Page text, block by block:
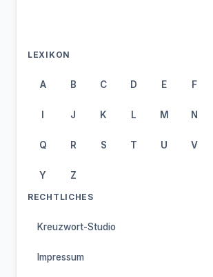
LEXIKON
A B C D E F
I J K L M N
Q R S T U V
Y Z
RECHTLICHES
Kreuzwort-Studio
Impressum